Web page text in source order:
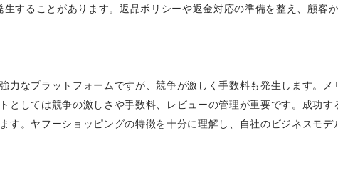
することがあります。返品ポリシーや返金対応の準備を整え、顧客
力なプラットフォームですが、競争が激しく手数料も発生します。
としては競争の激しさや手数料、レビューの管理が重要です。成功
。ヤフーショッピングの特徴を十分に理解し、自社のビジネスモ